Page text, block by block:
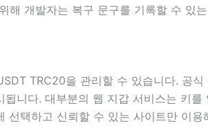
해 개발자는 복구 문구를 기록할 수 있
TRC20을 관리할 수 있습니다. 공
니다. 대부분의 웹 지갑 서비스는 키
선택하고 신뢰할 수 있는 사이트만 이용